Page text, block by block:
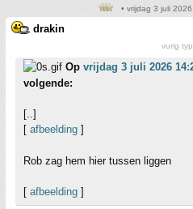
• vrijdag 3 juli
drakin
vurig
Op vrijdag 3 juli 2026
volgende:
[..]
[ afbeelding ]
Rob zag hem hier tussen liggen
[ afbeelding ]